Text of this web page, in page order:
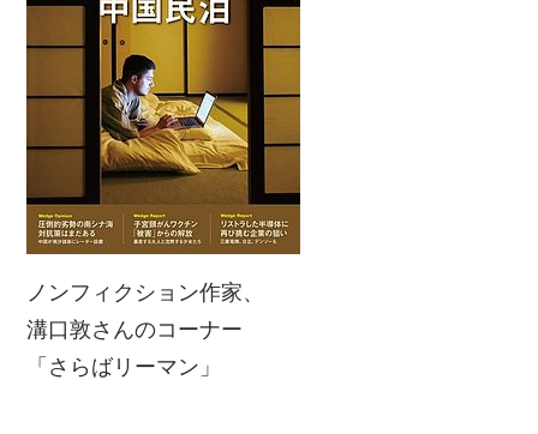
ノンフィクション作家、
溝口敦さんのコーナー
「さらばリーマン」